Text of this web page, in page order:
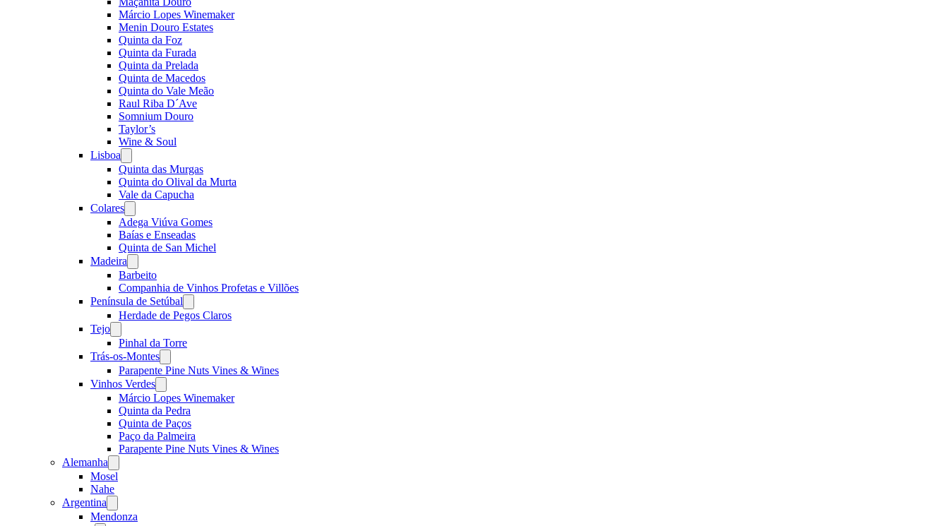
Márcio Lopes Winemaker
Menin Douro Estates
Quinta da Foz
Quinta da Furada
Quinta da Prelada
Quinta de Macedos
Quinta do Vale Meão
Raul Riba D´Ave
Somnium Douro
Taylor’s
Wine & Soul
Lisboa
menu
Quinta das Murgas
Quinta do Olival da Murta
Vale da Capucha
Colares
menu
Adega Viúva Gomes
Baías e Enseadas
Quinta de San Michel
Madeira
menu
Barbeito
Companhia de Vinhos Profetas e Villões
Península de Setúbal
menu
Herdade de Pegos Claros
Tejo
menu
Pinhal da Torre
Trás-os-Montes
menu
Parapente Pine Nuts Vines & Wines
Vinhos Verdes
menu
Márcio Lopes Winemaker
Quinta da Pedra
Quinta de Paços
Paço da Palmeira
Parapente Pine Nuts Vines & Wines
Alemanha
menu
Mosel
Nahe
Argentina
menu
Mendonza